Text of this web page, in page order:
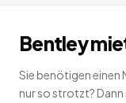
Bentley
Sie benötigen einen
nur so strotzt?